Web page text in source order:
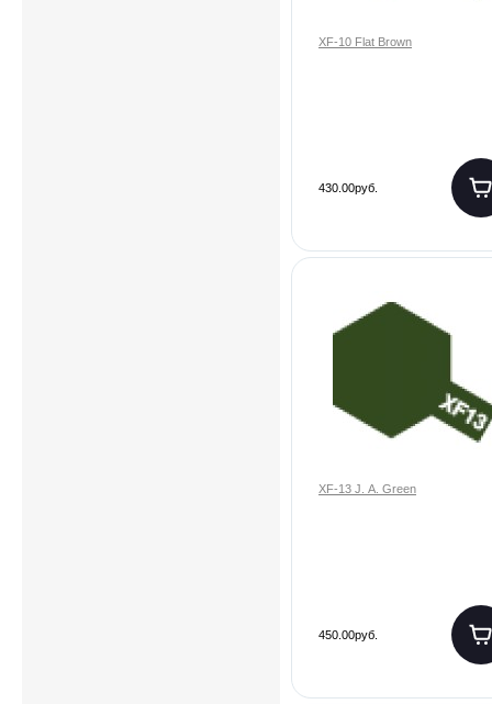
XF-10 Flat Brown
430.00руб.
XF-13 J. A. Green
450.00руб.